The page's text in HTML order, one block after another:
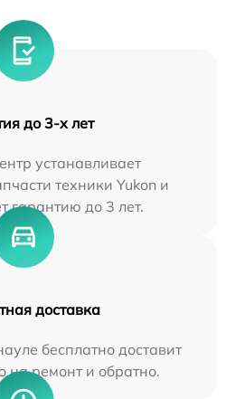
до 3-х лет
устанавливает
техники Yukon и
гарантию до 3 лет.
доставка
бесплатно доставит
на ремонт и обратно.